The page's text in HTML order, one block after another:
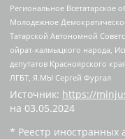
Региональное Всетатарское
Молодежное
Татарской Автономной
ойрат-калмыцкого народа,
депутатов Красноярского
ЛГБТ, Я.МЫ Сергей Фургал
Источник: https://
на 03.05.2024
* Реестр иностранных